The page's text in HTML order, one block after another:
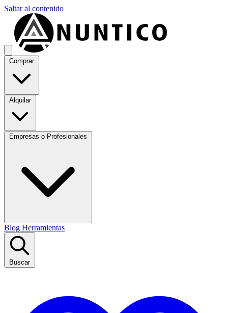
Saltar al contenido
Comprar
Alquilar
Empresas o Profesionales
Blog Herramientas
Buscar